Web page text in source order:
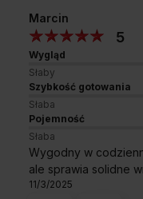
Poprawia
w
EasyOpen
Marcin
5
Wygląd
Słaby
Szybkość gotowania
Słaba
Pojemność
Słaba
Wygodny w
ale sprawia solidne
11/3/2025